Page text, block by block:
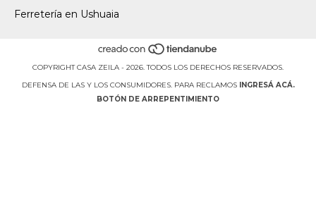
Ferretería en Ushuaia
COPYRIGHT CASA ZEILA - 2026. TODOS LOS DERECHOS RESERVADOS.
DEFENSA DE LAS Y LOS CONSUMIDORES. PARA RECLAMOS
INGRESÁ ACÁ.
BOTÓN DE ARREPENTIMIENTO